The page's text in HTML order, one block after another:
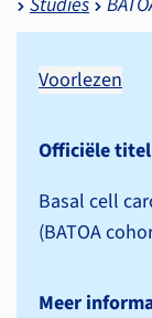
Voorlezen
Officiële titel
Basal cell
(BATOA
Meer